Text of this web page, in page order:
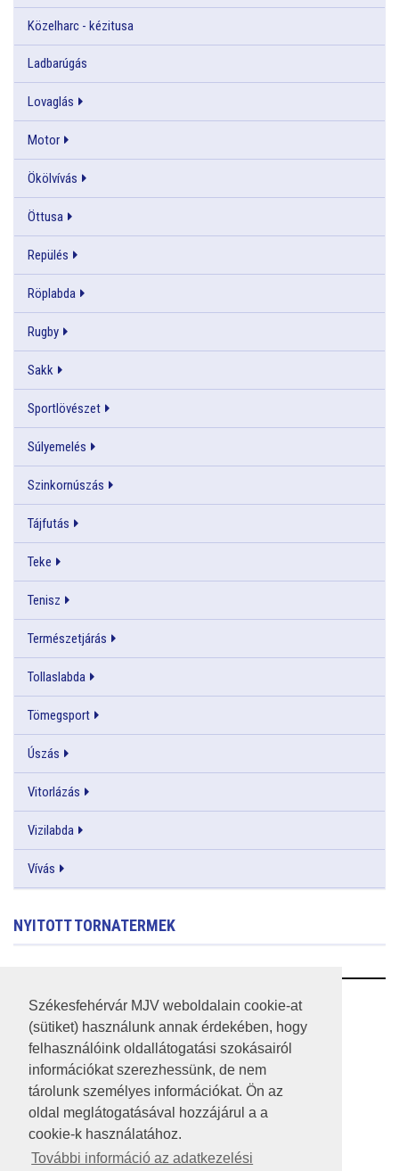
Székesfehérvár MJV weboldalain cookie-at
(sütiket) használunk annak érdekében, hogy
felhasználóink oldallátogatási szokásairól
információkat szerezhessünk, de nem
tárolunk személyes információkat. Ön az
oldal meglátogatásával hozzájárul a a
cookie-k használatához.
További információ az adatkezelési
Közelharc - kézitusa
Ladbarúgás
Lovaglás
Motor
Ökölvívás
Öttusa
Repülés
Röplabda
Rugby
Sakk
Sportlövészet
Súlyemelés
Szinkornúszás
Tájfutás
Teke
Tenisz
Természetjárás
Tollaslabda
Tömegsport
Úszás
Vitorlázás
Vizilabda
Vívás
NYITOTT TORNATERMEK
RSS
A HONLAP 2017.03.31-I ÁLLAPOTA
JOGI NYILATKOZAT
IMPRESSZUM